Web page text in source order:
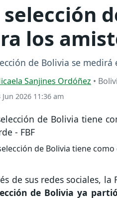
selección
los
de Bolivia se
Sanjines Ordóñez •
Jun 2026 11:36 am
de Bolivia tiene
de sus redes sociales,
de Bolivia ya